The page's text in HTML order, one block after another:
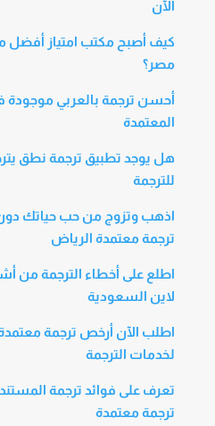
الآن
كيف أصبح مكتب امتياز أفضل
مصر؟
أحسن ترجمة بالعربي موجودة
المعتمدة
هل يوجد تطبيق ترجمة نطق
للترجمة
اذهب وتزوج من حب حياتك
ترجمة معتمدة الرياض
اطلع على أخطاء الترجمة من
لاين السعودية
اطلب الآن أرخص ترجمة معتمدة
لخدمات الترجمة
تعرف على فوائد ترجمة
ترجمة معتمدة